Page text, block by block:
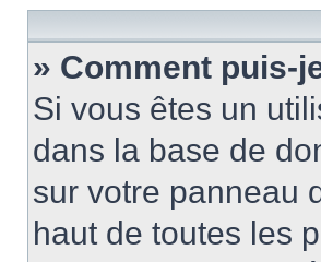
» Comment puis-
Si vous êtes un
dans la base de
sur votre panneau
haut de toutes les